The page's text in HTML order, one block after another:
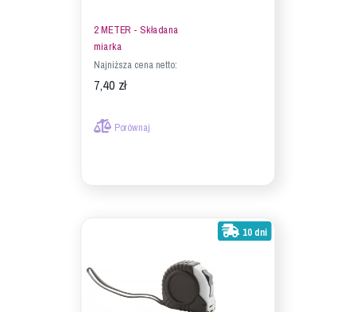
2 METER - Składana
miarka
Najniższa cena netto:
7,40 zł
Porównaj
10 dni